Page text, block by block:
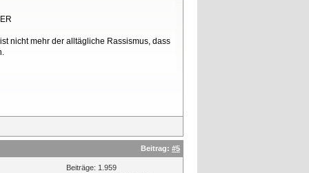
nicht mehr der alltägliche Rassismus, dass
Beitrag: #5
Beiträge: 1.959